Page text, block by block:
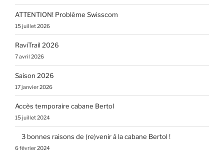
ATTENTION! Problème Swisscom
15 juillet 2026
RaviTrail 2026
7 avril 2026
Saison 2026
17 janvier 2026
Accès temporaire cabane Bertol
15 juillet 2024
3 bonnes raisons de (re)venir à la cabane Bertol !
6 février 2024